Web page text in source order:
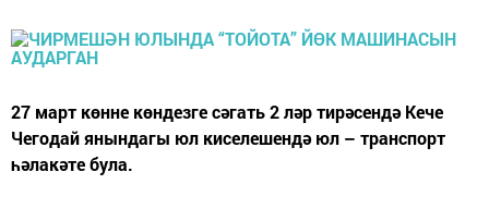
27 март көнне көндезге сәгать 2 ләр тирәсендә Кече
Чегодай янындагы юл киселешендә юл – транспорт
һәлакәте була.